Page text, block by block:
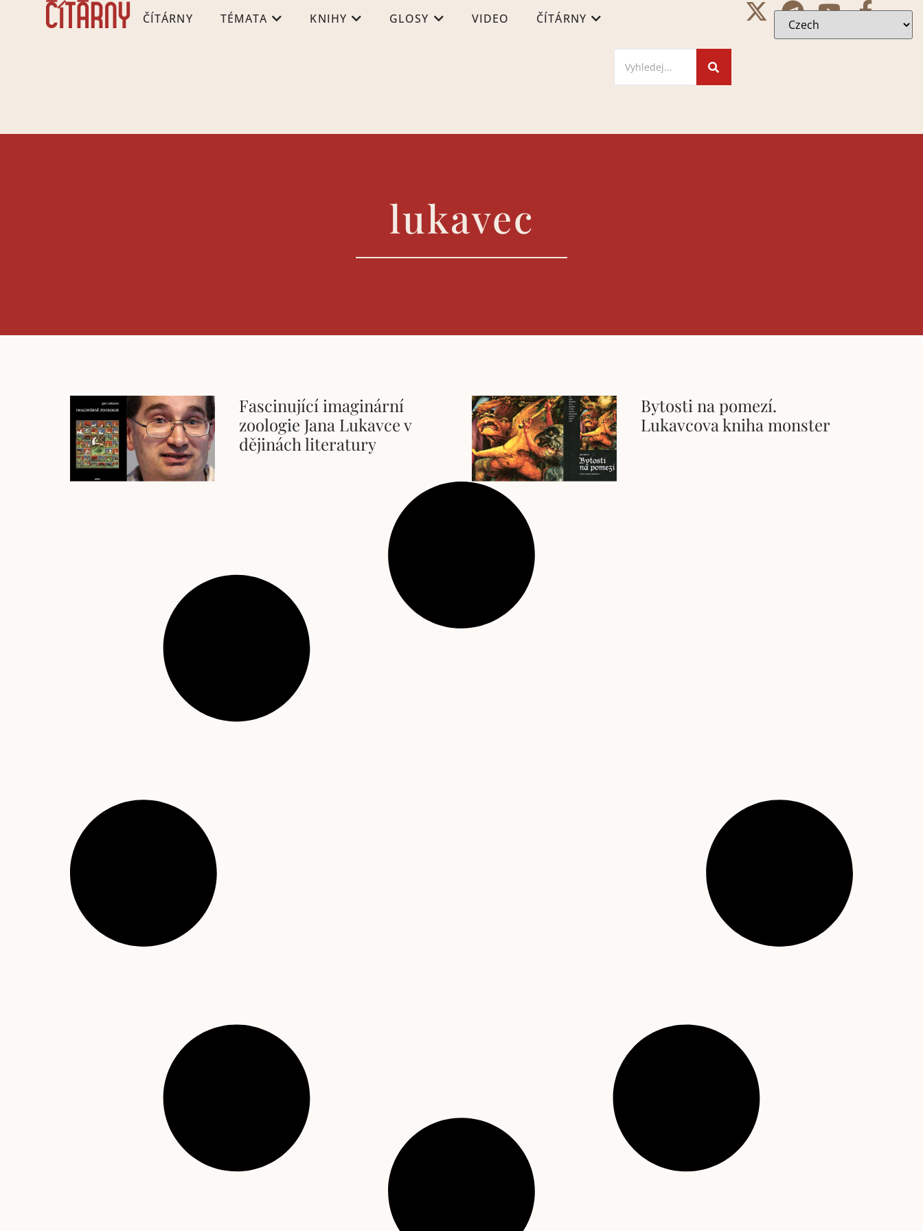
ČÍTÁRNY TÉMATA KNIHY GLOSY VIDEO ČÍTÁRNY
lukavec
Fascinující imaginární
zoologie Jana Lukavce v
dějinách literatury
Bytosti na pomezí.
Lukavcova kniha monster